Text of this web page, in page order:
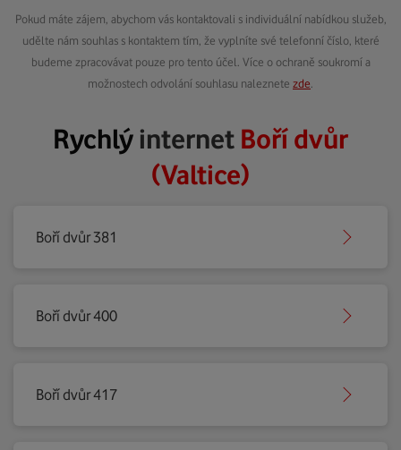
Pokud máte zájem, abychom vás kontaktovali s individuální nabídkou služeb,
udělte nám souhlas s kontaktem tím, že vyplníte své telefonní číslo, které
budeme zpracovávat pouze pro tento účel. Více o ochraně soukromí a
možnostech odvolání souhlasu naleznete zde
Rychlýinternet Boří dvůr
(Valtice)
Boří dvůr 381
Boří dvůr 400
Boří dvůr 417